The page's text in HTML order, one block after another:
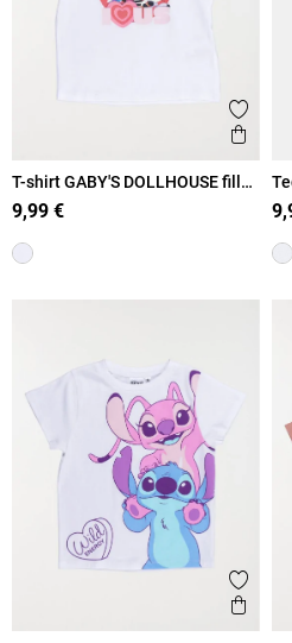
Ajouter
T-shirt GABY'S DOLLHOUSE fille
(3-8A)
9,99 €
Ajouter